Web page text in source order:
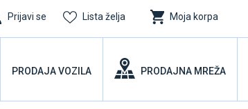
Prijavi se Lista želja Moja korpa
PRODAJA VOZILA PRODAJNA MREŽA